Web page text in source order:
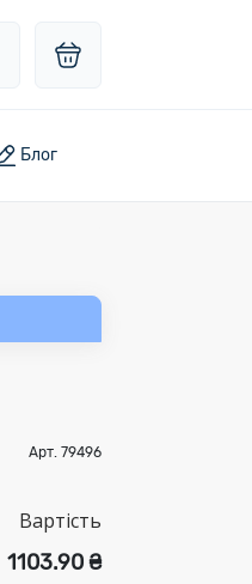
Блог
Арт. 79496
Вартість
1103.90 ₴